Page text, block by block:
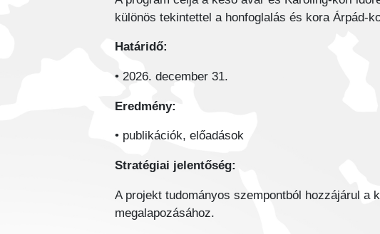
különös tekintettel a honfoglalás és kora Árpád-
Határidő:
• 2026. december 31.
Eredmény:
• publikációk, előadások
Stratégiai jelentőség:
A projekt tudományos szempontból hozzájárul a
megalapozásához.